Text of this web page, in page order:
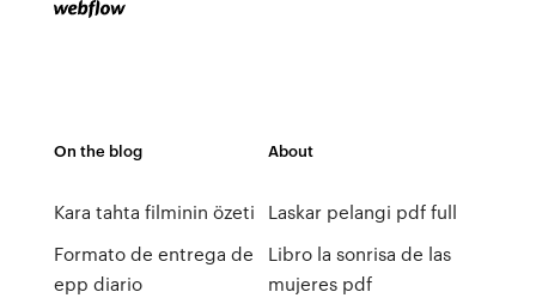
On the blog
Kara tahta filminin özeti
Formato de entrega de
epp diario
About
Laskar pelangi pdf full
Libro la sonrisa de las
mujeres pdf